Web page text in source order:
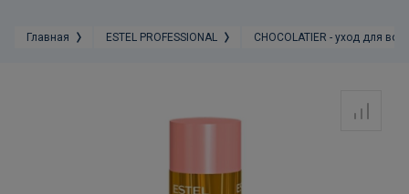
Главная ESTEL PROFESSIONAL CHOCOLATIER - уход для